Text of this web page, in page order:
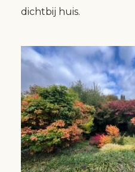
dichtbij huis.